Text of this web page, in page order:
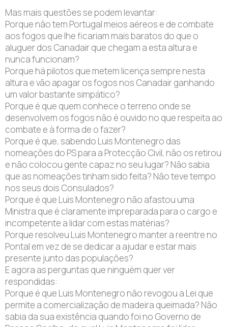
Mas mais questões se podem levantar:
Porque não tem Portugal meios aéreos e de combate
aos fogos que lhe ficariam mais baratos do que o
aluguer dos Canadair que chegam a esta altura e
nunca funcionam?
Porque há pilotos que metem licença sempre nesta
altura e vão apagar os fogos nos Canadair ganhando
um valor bastante simpático?
Porque é que quem conhece o terreno onde se
desenvolvem os fogos não é ouvido no que respeita ao
combate e à forma de o fazer?
Porque é que, sabendo Luis Montenegro das
nomeações do PS para a Protecção Civil, não os retirou
e não colocou gente capaz no seu lugar? Não sabia
que as nomeações tinham sido feita? Não teve tempo
nos seus dois Consulados?
Porque é que Luis Montenegro não afastou uma
Ministra que é claramente impreparada para o cargo e
incompetente a lidar com estas matérias?
Porque resolveu Luis Montenegro manter a reentre no
Pontal em vez de se dedicar a ajudar e estar mais
presente junto das populações?
E agora as perguntas que ninguém quer ver
respondidas:
Porque é que Luis Montenegro não revogou a Lei que
permite a comercialização de madeira queimada? Não
sabia da sua existência quando foi no Governo de